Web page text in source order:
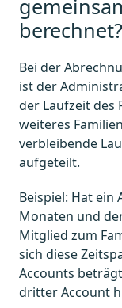
berechnet?
Bei der
ist der
der Laufzeit des
weiteres
verbleibende
aufgeteilt.
Beispiel: Hat ein
Monaten und
Mitglied zum
sich diese
Accounts
dritter Account